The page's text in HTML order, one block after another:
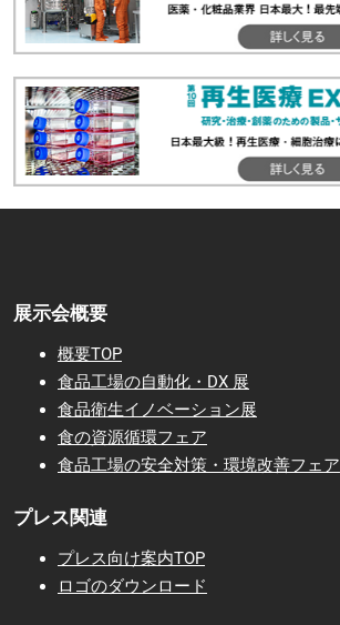
展示会概要
概要TOP
食品工場の自動化・DX 展
食品衛生イノベーション展
食の資源循環フェア
食品工場の安全対策・環境改善フェア
プレス関連
プレス向け案内TOP
ロゴのダウンロード